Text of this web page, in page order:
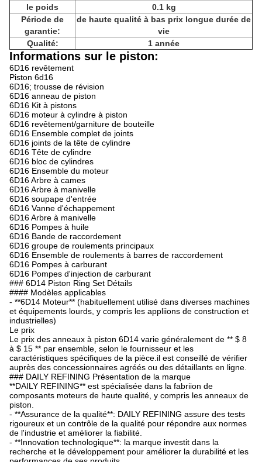
le poids
0.1 kg
Période de
garantie:
de haute qualité à bas prix longue durée de
vie
Qualité:
1 année
Informations sur le piston:
6D16 revêtement
Piston 6d16
6D16; trousse de révision
6D16 anneau de piston
6D16 Kit à pistons
6D16 moteur à cylindre à piston
6D16 revêtement/garniture de bouteille
6D16 Ensemble complet de joints
6D16 joints de la tête de cylindre
6D16 Tête de cylindre
6D16 bloc de cylindres
6D16 Ensemble du moteur
6D16 Arbre à cames
6D16 Arbre à manivelle
6D16 soupape d'entrée
6D16 Vanne d'échappement
6D16 Arbre à manivelle
6D16 Pompes à huile
6D16 Bande de raccordement
6D16 groupe de roulements principaux
6D16 Ensemble de roulements à barres de raccordement
6D16 Pompes à carburant
6D16 Pompes d'injection de carburant
### 6D14 Piston Ring Set Détails
#### Modèles applicables
- **6D14 Moteur** (habituellement utilisé dans diverses machines
et équipements lourds, y compris les appliions de construction et
industrielles)
Le prix
Le prix des anneaux à piston 6D14 varie généralement de ** $ 8
à $ 15 ** par ensemble, selon le fournisseur et les
caractéristiques spécifiques de la pièce.il est conseillé de vérifier
auprès des concessionnaires agréés ou des détaillants en ligne.
### DAILY REFINING Présentation de la marque
**DAILY REFINING** est spécialisée dans la fabriion de
composants moteurs de haute qualité, y compris les anneaux de
piston.
- **Assurance de la qualité**: DAILY REFINING assure des tests
rigoureux et un contrôle de la qualité pour répondre aux normes
de l'industrie et améliorer la fiabilité.
- **Innovation technologique**: la marque investit dans la
recherche et le développement pour améliorer la durabilité et les